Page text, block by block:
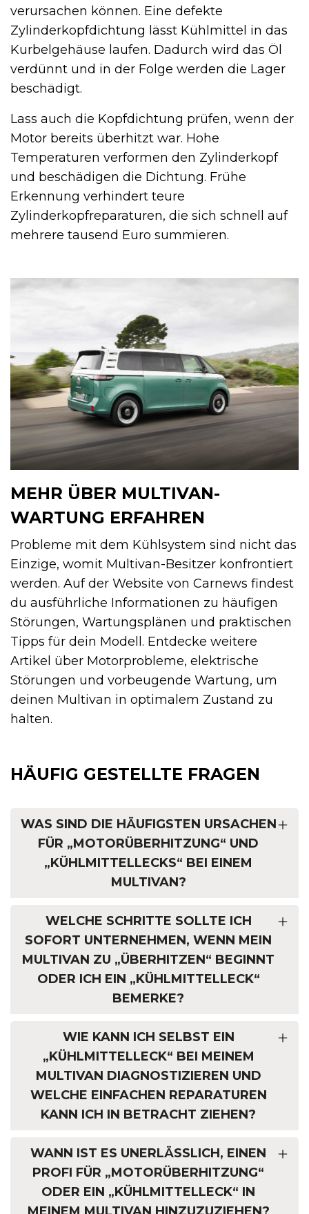
verursachen können. Eine defekte
Zylinderkopfdichtung lässt Kühlmittel in das
Kurbelgehäuse laufen. Dadurch wird das Öl
verdünnt und in der Folge werden die Lager
beschädigt.
Lass auch die Kopfdichtung prüfen, wenn der
Motor bereits überhitzt war. Hohe
Temperaturen verformen den Zylinderkopf
und beschädigen die Dichtung. Frühe
Erkennung verhindert teure
Zylinderkopfreparaturen, die sich schnell auf
mehrere tausend Euro summieren.
MEHR ÜBER MULTIVAN-
WARTUNG ERFAHREN
Probleme mit dem Kühlsystem sind nicht das
Einzige, womit Multivan-Besitzer konfrontiert
werden. Auf der Website von Carnews findest
du ausführliche Informationen zu häufigen
Störungen, Wartungsplänen und praktischen
Tipps für dein Modell. Entdecke weitere
Artikel über Motorprobleme, elektrische
Störungen und vorbeugende Wartung, um
deinen Multivan in optimalem Zustand zu
halten.
HÄUFIG GESTELLTE FRAGEN
WAS SIND DIE HÄUFIGSTEN URSACHEN
FÜR „MOTORÜBERHITZUNG“ UND
„KÜHLMITTELLECKS“ BEI EINEM
MULTIVAN?
WELCHE SCHRITTE SOLLTE ICH
SOFORT UNTERNEHMEN, WENN MEIN
MULTIVAN ZU „ÜBERHITZEN“ BEGINNT
ODER ICH EIN „KÜHLMITTELLECK“
BEMERKE?
WIE KANN ICH SELBST EIN
„KÜHLMITTELLECK“ BEI MEINEM
MULTIVAN DIAGNOSTIZIEREN UND
WELCHE EINFACHEN REPARATUREN
KANN ICH IN BETRACHT ZIEHEN?
WANN IST ES UNERLÄSSLICH, EINEN
PROFI FÜR „MOTORÜBERHITZUNG“
ODER EIN „KÜHLMITTELLECK“ IN